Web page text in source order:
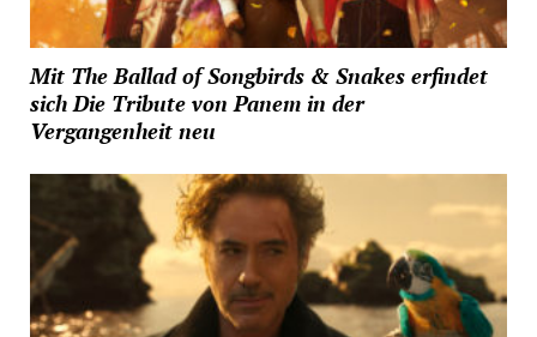
Mit The Ballad of Songbirds & Snakes erfindet
sich Die Tribute von Panem in der
Vergangenheit neu